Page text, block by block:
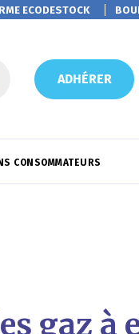
ECODESTOCK
ADHÉRER
CONSOMMATEURS
gaz à